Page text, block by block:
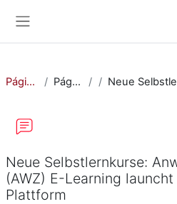
Página Principal Páginas del sitio
Neue Selbstlernkurse:
(AWZ) E-Learning
Plattform